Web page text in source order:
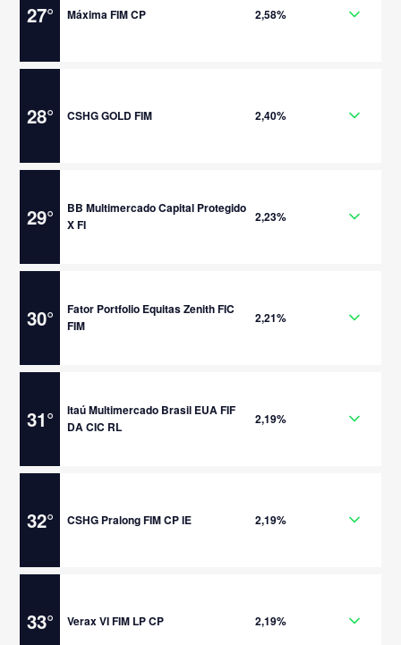
27° Máxima FIM CP 2,58%
28° CSHG GOLD FIM 2,40%
29°
BB Multimercado Capital Protegido
X FI
2,23%
30°
Fator Portfolio Equitas Zenith FIC
FIM
2,21%
31°
Itaú Multimercado Brasil EUA FIF
DA CIC RL
2,19%
32° CSHG Pralong FIM CP IE 2,19%
33° Verax VI FIM LP CP 2,19%